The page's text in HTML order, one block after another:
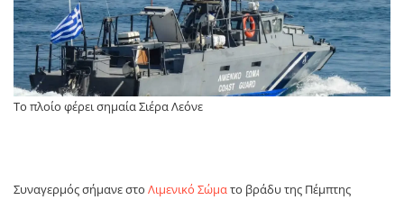
Το πλοίο φέρει σημαία Σιέρα Λεόνε
Συναγερμός σήμανε στο Λιμενικό Σώματο βράδυ της Πέμπτης